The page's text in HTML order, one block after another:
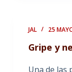
JAL 25
Gripe y
Una de las